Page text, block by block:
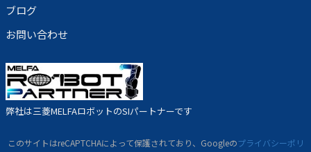
ブログ
お問い合わせ
弊社は三菱MELFAロボットのSIパートナーです
このサイトはreCAPTCHAによって保護されており、Googleのプライバシーポリ